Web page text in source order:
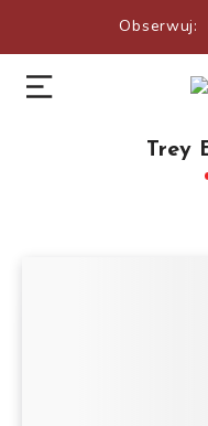
Obserwuj:
Trey